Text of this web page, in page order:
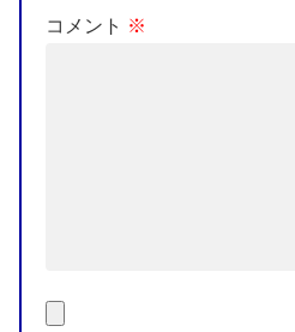
コメント ※